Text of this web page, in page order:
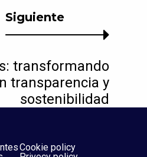
Siguiente
transformando
transparencia y
sostenibilidad
Cookie policy